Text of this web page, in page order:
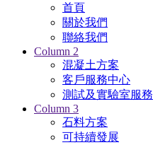
首頁
關於我們
聯絡我們
Column 2
混凝土方案
客戶服務中心
測試及實驗室服務
Column 3
石料方案
可持續發展